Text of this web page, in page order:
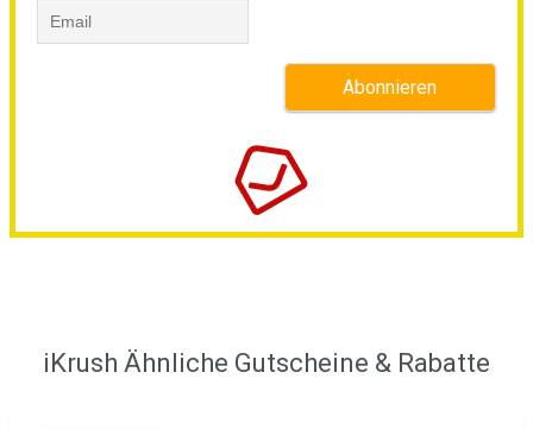
iKrush Ähnliche Gutscheine & Rabatte